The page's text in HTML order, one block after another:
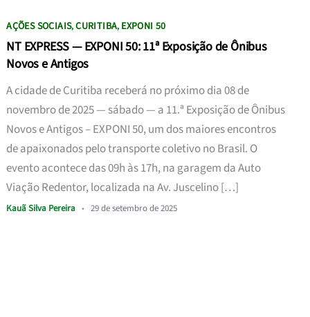
AÇÕES SOCIAIS,CURITIBA, EXPONI 50
NT EXPRESS — EXPONI 50: 11ª Exposição de Ônibus
Novos e Antigos
A cidade de Curitiba receberá no próximo dia 08 de
novembro de 2025 — sábado — a 11.ª Exposição de Ônibus
Novos e Antigos – EXPONI 50, um dos maiores encontros
de apaixonados pelo transporte coletivo no Brasil. O
evento acontece das 09h às 17h, na garagem da Auto
Viação Redentor, localizada na Av. Juscelino […]
Kauã Silva Pereira • 29 de setembro de 2025